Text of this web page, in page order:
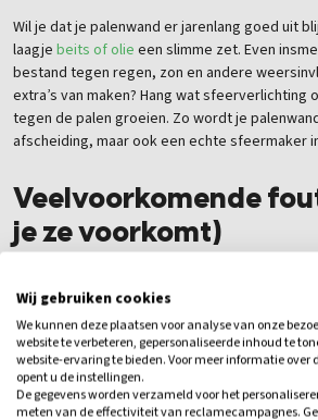
Wil je dat je palenwand er jarenlang goed uit
laagje beits of olie een slimme zet. Even
bestand tegen regen, zon en andere
extra’s van maken? Hang wat sfeerverlichting
tegen de palen groeien. Zo wordt je
afscheiding, maar ook een echte sfeermaker
Veelvoorkomende
je ze voorkomt)
Te ondiepe gaten
– Minstens een
grond zitten, anders wordt het een
Geen beton gebruiken– Vooral bij
essentieel om verzakking te voorkomen.
Scheve palen
een flexibele lat om de palen in een
Wij gebruiken cookies
We kunnen deze plaatsen voor analyse van onze
website te verbeteren, gepersonaliseerde inhoud te
website-ervaring te bieden. Voor meer informatie over
opent u de instellingen.
De gegevens worden verzameld voor het
meten van de effectiviteit van reclamecampagnes.